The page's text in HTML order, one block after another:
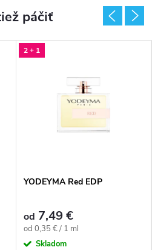
2 + 1
YODEYMA Red EDP
od 7,49 €
Jednotková
cena:
od 0,35 € / 1 ml
Skladom